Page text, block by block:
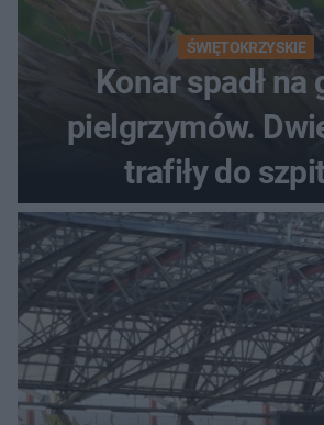
ŚWIĘTOKRZYSKIE
Konar spadł na
pielgrzymów.
trafiły do